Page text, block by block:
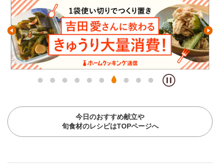
今日のおすすめ献立や
旬食材のレシピはTOPページへ